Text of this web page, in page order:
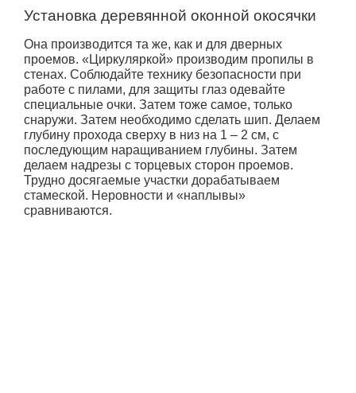
Установка деревянной оконной окосячки
Она производится та же, как и для дверных
проемов. «Циркуляркой» производим пропилы в
стенах. Соблюдайте технику безопасности при
работе с пилами, для защиты глаз одевайте
специальные очки. Затем тоже самое, только
снаружи. Затем необходимо сделать шип. Делаем
глубину прохода сверху в низ на 1 – 2 см, с
последующим наращиванием глубины. Затем
делаем надрезы с торцевых сторон проемов.
Трудно досягаемые участки дорабатываем
стамеской. Неровности и «наплывы»
сравниваются.